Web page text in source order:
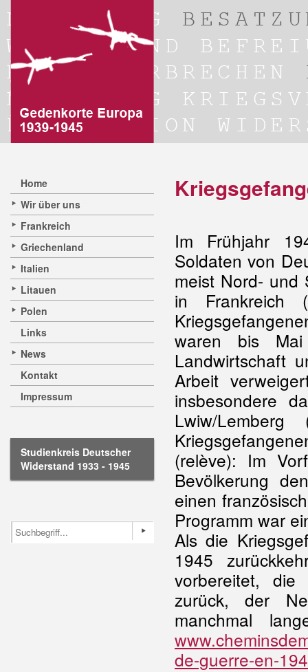
Home
Wir über uns
Frankreich
Griechenland
Italien
Litauen
Polen
Links
News
Kontakt
Impressum
Studienkreis Deutscher
Widerstand 1933 - 1945
Im Frühjahr
Soldaten von
meist Nord- und
in
waren bis
Landwirtschaft
Arbeit
insbesondere
Lwiw/
(relève): Im
Bevölkerung
einen
Programm war
Als die
1945
vorbereitet, die
zurück, der
manchmal
de-guerre-en-